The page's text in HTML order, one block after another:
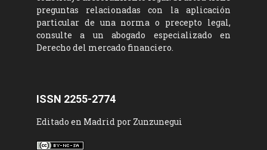
preguntas relacionadas con la aplicación
particular de una norma o precepto legal,
consulte a un abogado especializado en
Derecho del mercado financiero.
ISSN 2255-2774
Editado en Madrid por Zunzunegui